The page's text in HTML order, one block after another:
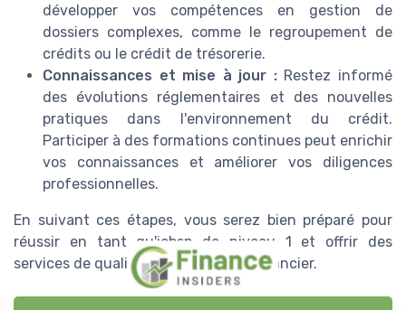
développer vos compétences en gestion de
dossiers complexes, comme le regroupement de
crédits ou le crédit de trésorerie.
Connaissances et mise à jour : Restez informé
des évolutions réglementaires et des nouvelles
pratiques dans l'environnement du crédit.
Participer à des formations continues peut enrichir
vos connaissances et améliorer vos diligences
professionnelles.
En suivant ces étapes, vous serez bien préparé pour
réussir en tant qu'iobsp de niveau 1 et offrir des
services de qualité dans le secteur financier.